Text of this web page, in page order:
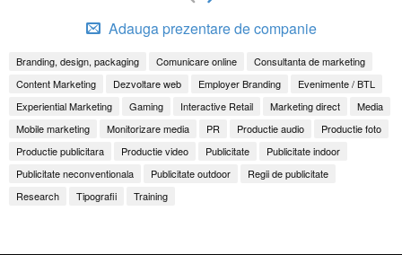
Adauga prezentare de companie
Branding, design, packaging Comunicare online
Consultanta de marketing
Content Marketing
Dezvoltare web Employer Branding
Evenimente / BTL
Experiential Marketing
Gaming Interactive Retail Marketing direct
Media
Mobile marketing
Monitorizare media PR Productie audio
Productie foto
Productie publicitara
Productie video Publicitate
Publicitate indoor
Publicitate neconventionala
Publicitate outdoor
Regii de publicitate
Research
Tipografii Training